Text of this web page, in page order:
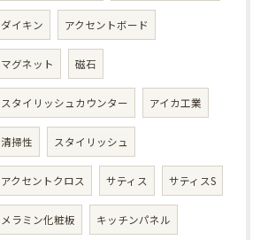
ダイキン アクセントボード
マグネット 磁石
スタイリッシュカウンター アイカ工業
清掃性 スタイリッシュ
アクセントクロス サティス サティスS
メラミン化粧板 キッチンパネル